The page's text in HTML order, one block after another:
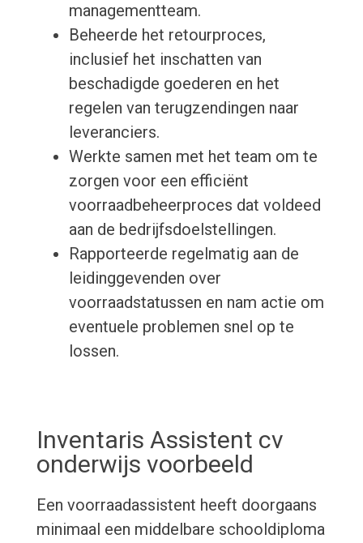
managementteam.
Beheerde het retourproces,
inclusief het inschatten van
beschadigde goederen en het
regelen van terugzendingen naar
leveranciers.
Werkte samen met het team om te
zorgen voor een efficiënt
voorraadbeheerproces dat voldeed
aan de bedrijfsdoelstellingen.
Rapporteerde regelmatig aan de
leidinggevenden over
voorraadstatussen en nam actie om
eventuele problemen snel op te
lossen.
Inventaris Assistent cv
onderwijs voorbeeld
Een voorraadassistent heeft doorgaans
minimaal een middelbare schooldiploma